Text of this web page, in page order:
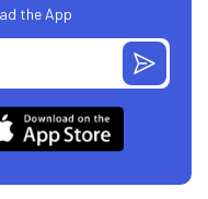
the App